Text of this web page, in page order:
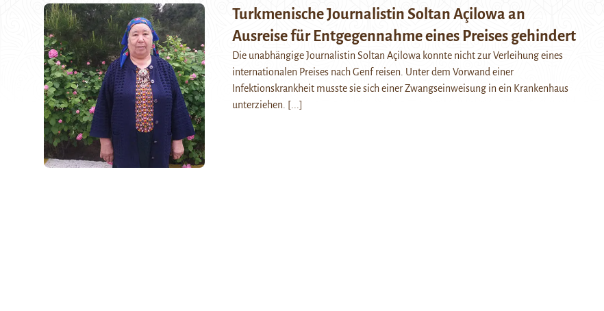
Turkmenische Journalistin Soltan Açilowa an
Ausreise für Entgegennahme eines Preises gehindert
Die unabhängige Journalistin Soltan Açilowa konnte nicht zur Verleihung eines
internationalen Preises nach Genf reisen. Unter dem Vorwand einer
Infektionskrankheit musste sie sich einer Zwangseinweisung in ein Krankenhaus
unterziehen.
[...]